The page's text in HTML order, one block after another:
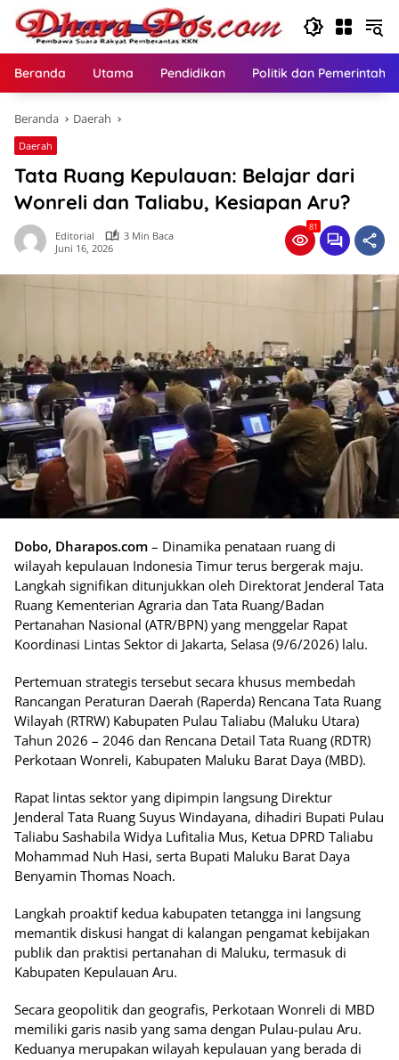
Langsung
konten
Beranda Utama Pendidikan Politik dan
Beranda Daerah
Daerah
Tata Ruang Kepulauan: Belajar dari
Wonreli dan Taliabu, Kesiapan Aru?
Editorial
3 Min Baca
Juni 16, 2026
81
Dobo, Dharapos.com – Dinamika penataan ruang di
wilayah kepulauan Indonesia Timur terus bergerak maju.
Langkah signifikan ditunjukkan oleh Direktorat Jenderal Tata
Ruang Kementerian Agraria dan Tata Ruang/Badan
Pertanahan Nasional (ATR/BPN) yang menggelar Rapat
Koordinasi Lintas Sektor di Jakarta, Selasa (9/6/2026) lalu.
Pertemuan strategis tersebut secara khusus membedah
Rancangan Peraturan Daerah (Raperda) Rencana Tata Ruang
Wilayah (RTRW) Kabupaten Pulau Taliabu (Maluku Utara)
Tahun 2026 – 2046 dan Rencana Detail Tata Ruang (RDTR)
Perkotaan Wonreli, Kabupaten Maluku Barat Daya (MBD).
Rapat lintas sektor yang dipimpin langsung Direktur
Jenderal Tata Ruang Suyus Windayana, dihadiri Bupati Pulau
Taliabu Sashabila Widya Lufitalia Mus, Ketua DPRD Taliabu
Mohammad Nuh Hasi, serta Bupati Maluku Barat Daya
Benyamin Thomas Noach.
Langkah proaktif kedua kabupaten tetangga ini langsung
memantik diskusi hangat di kalangan pengamat kebijakan
publik dan praktisi pertanahan di Maluku, termasuk di
Kabupaten Kepulauan Aru.
Secara geopolitik dan geografis, Perkotaan Wonreli di MBD
memiliki garis nasib yang sama dengan Pulau-pulau Aru.
Keduanya merupakan wilayah kepulauan yang berada di